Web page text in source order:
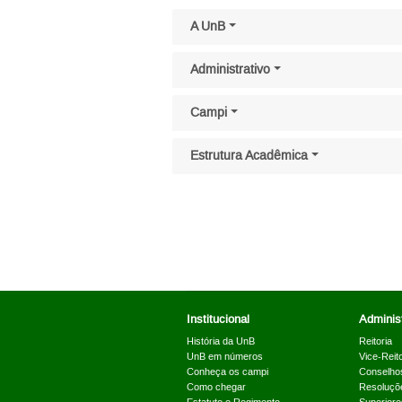
A UnB
Administrativo
Campi
Estrutura Acadêmica
Institucional
História da UnB
UnB em números
Conheça os campi
Como chegar
Reitoria
Vice-